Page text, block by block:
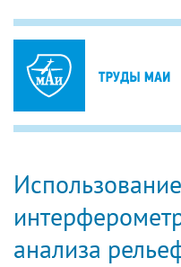
Использование
анализа